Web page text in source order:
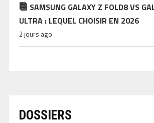
SAMSUNG GALAXY Z FOLD8 VS
ULTRA : LEQUEL CHOISIR EN 2026
2 jours ago
DOSSIERS